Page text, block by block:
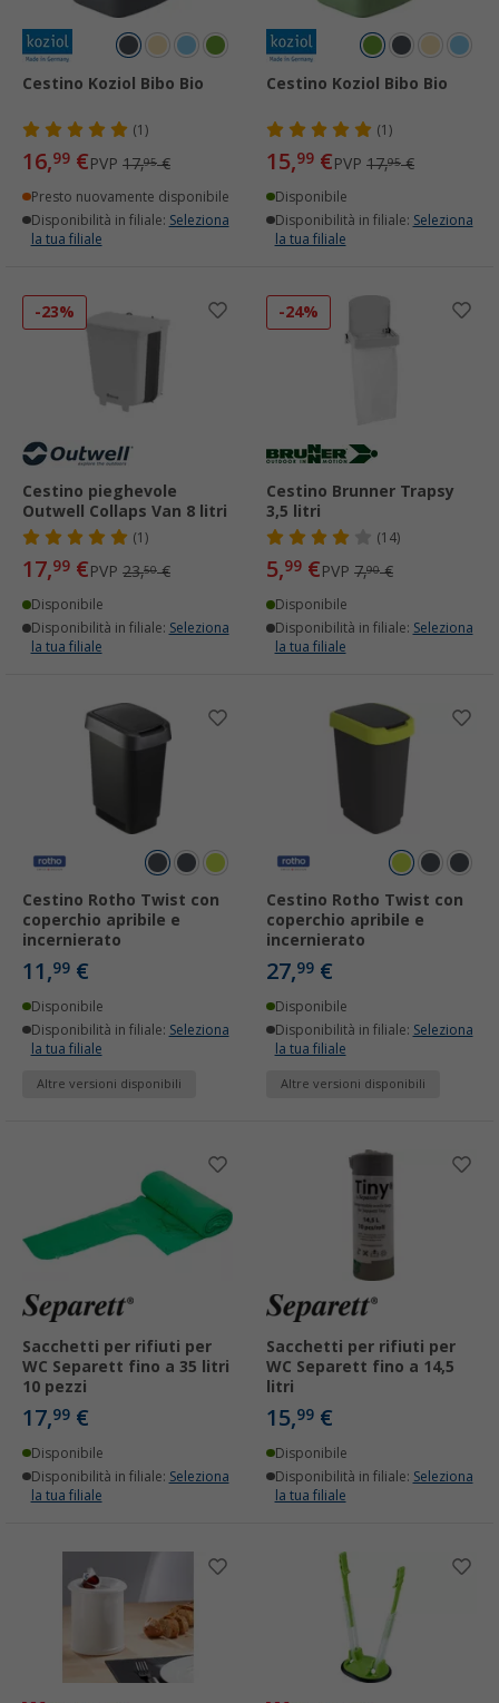
Cestino Koziol Bibo Bio
(1)
16,99 €PVP 17,95€
Presto nuovamente disponibile
Disponibilità in filiale: Seleziona
la tua filiale
Cestino Koziol Bibo Bio
(1)
15,99 €PVP 17,95€
Disponibile
Disponibilità in filiale: Seleziona
la tua filiale
-23%
Cestino pieghevole
Outwell Collaps Van 8 litri
(1)
17,99 €PVP 23,50€
Disponibile
Disponibilità in filiale: Seleziona
la tua filiale
-24%
Cestino Brunner Trapsy
3,5 litri
(14)
5,99 €PVP 7,90€
Disponibile
Disponibilità in filiale: Seleziona
la tua filiale
Cestino Rotho Twist con
coperchio apribile e
incernierato
11,99 €
Disponibile
Disponibilità in filiale: Seleziona
la tua filiale
Altre versioni disponibili
Cestino Rotho Twist con
coperchio apribile e
incernierato
27,99 €
Disponibile
Disponibilità in filiale: Seleziona
la tua filiale
Altre versioni disponibili
Sacchetti per rifiuti per
WC Separett fino a 35 litri
10 pezzi
17,99 €
Disponibile
Disponibilità in filiale: Seleziona
la tua filiale
Sacchetti per rifiuti per
WC Separett fino a 14,5
litri
15,99 €
Disponibile
Disponibilità in filiale: Seleziona
la tua filiale